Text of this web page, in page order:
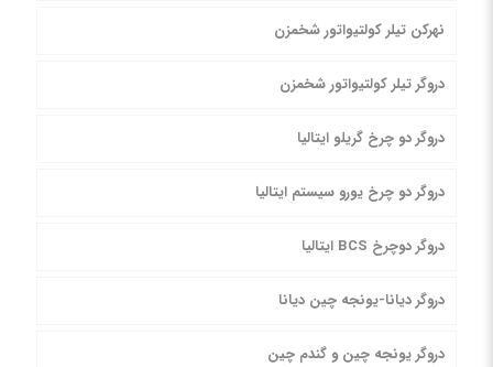
نهرکن تیلر کولتیواتور شخمزن
دروگر تیلر کولتیواتور شخمزن
دروگر دو چرخ گریلو ایتالیا
دروگر دو چرخ یورو سیستم ایتالیا
دروگر دوچرخ BCS ایتالیا
دروگر دیانا-یونجه چین دیانا
دروگر یونجه چین و گندم چین